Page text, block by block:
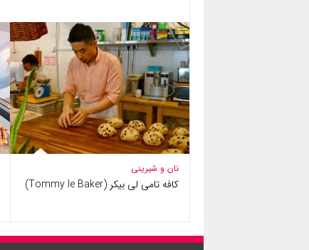
نان و شیرینی
کافه تامی لی بیکر (Tommy le Baker)